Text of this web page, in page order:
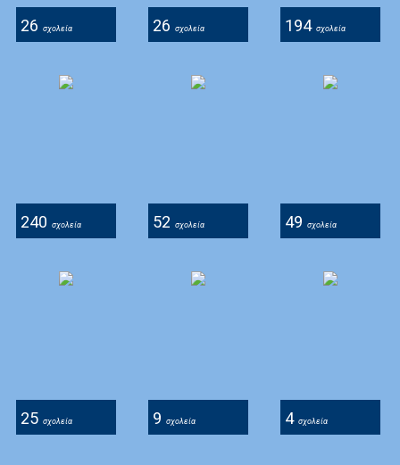
26 σχολεία 26 σχολεία 194 σχολεία
240 σχολεία 52 σχολεία 49 σχολεία
25 σχολεία 9 σχολεία 4 σχολεία